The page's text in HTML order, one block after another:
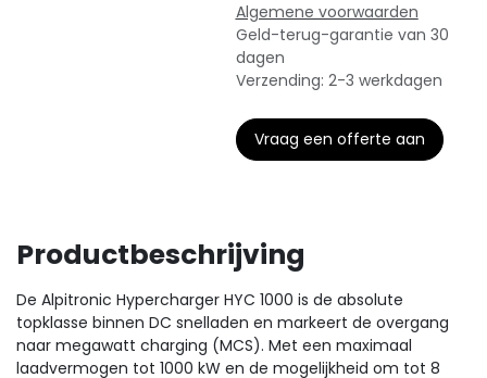
Algemene voorwaarden
Geld-terug-garantie van 30
dagen
Verzending: 2-3 werkdagen
Vraag een offerte aan
Productbeschrijving
De Alpitronic Hypercharger HYC 1000 is de absolute
topklasse binnen DC snelladen en markeert de overgang
naar megawatt charging (MCS). Met een maximaal
laadvermogen tot 1000 kW en de mogelijkheid om tot 8